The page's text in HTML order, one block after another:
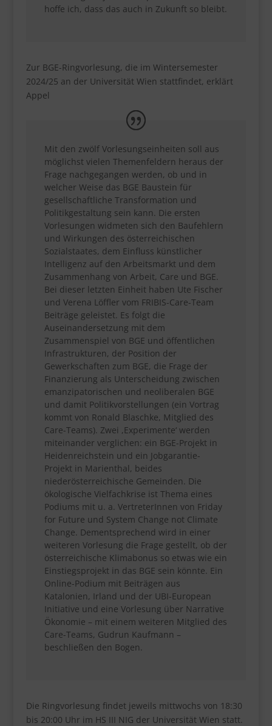
hoffe ich, dass das auch in Zukunft so bleibt.
Zur BGE-Ringvorlesung, die im Wintersemester
2024/25 an der Universität Wien stattfindet, erklärt
Appel
Mit den zwölf Vorlesungseinheiten soll aus
möglichst vielen Themenfeldern heraus der
Frage nachgegangen werden, ob und in
welcher Weise das BGE Baustein für
gesellschaftliche Transformation und
Politikgestaltung sein kann. Die ersten
Vorlesungen widmeten sich den Baufehlern
und Wirkungen des österreichischen
Sozialstaates, dem Einfluss künstlicher
Intelligenz auf den Arbeitsmarkt und dem
Zusammenhang von Arbeit, Care und BGE.
Bei dieser letzten Einheit haben Ute Fischer
und Verena Löffler vom FRIBIS-Care-Team
Beiträge geleistet. Es folgt die
Auseinandersetzung mit dem
Zusammenspiel von BGE und öffentlichen
Infrastrukturen, der Position der
Gewerkschaften zum BGE, die Frage der
Finanzierung als Unterscheidung zwischen
emanzipatorischen und neoliberalen BGE
und damit Politikvorstellungen (ein Vortrag
kommt von Ronald Blaschke, Mitglied des
Care-Teams). Zwei ,Experimente‘ werden
miteinander verglichen: ein BGE-Projekt in
Heidenreichstein und ein Jobgarantie-
Projekt in Marienthal, beides
niederösterreichische Gemeinden. Die
ökologische Vielfachkrise ist Thema eines
Podiums mit u. a. VertreterInnen von Friday
for Future und System Change not Climate
Change. Dementsprechend wird in einer
weiteren Vorlesung die Frage gestellt, ob der
österreichische Klimabonus so etwas wie ein
Einstiegsprojekt in das BGE sein könnte. Ein
Online-Podium mit Beiträgen aus
Katalonien, Irland und der UBI-European
Initiative und eine Vorlesung über Narrative
Ökonomie – mit einem weiteren Mitglied des
Care-Teams, Gudrun Kaufmann –
beschließen den Bogen.
Die Ringvorlesung findet jeweils mittwochs von 18:30
bis 20:00 Uhr im HS III NIG der Universität Wien statt.